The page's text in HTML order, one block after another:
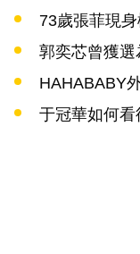
73歲張菲現
郭奕芯曾獲選
HAHABABY
于冠華如何看